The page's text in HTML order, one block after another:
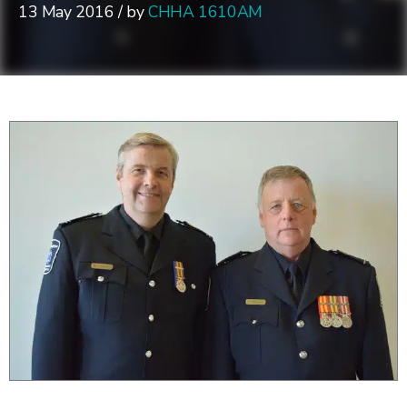
13 May 2016 / byCHHA 1610AM